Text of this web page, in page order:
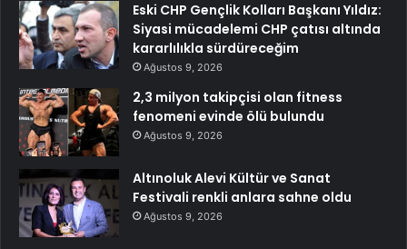
Eski CHP Gençlik Kolları Başkanı Yıldız:
Siyasi mücadelemi CHP çatısı altında
kararlılıkla sürdüreceğim
Ağustos 9, 2026
2,3 milyon takipçisi olan fitness
fenomeni evinde ölü bulundu
Ağustos 9, 2026
Altınoluk Alevi Kültür ve Sanat
Festivali renkli anlara sahne oldu
Ağustos 9, 2026